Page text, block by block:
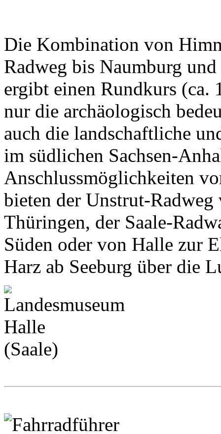
Die Kombination von
Radweg bis Naumburg
ergibt einen Rundkurs (ca.
nur die archäologisch
auch die landschaftliche
im südlichen Sachsen-
Anschlussmöglichkeiten
bieten der Unstrut-
Thüringen, der Saale-
Süden oder von Halle zur
Harz ab Seeburg über die